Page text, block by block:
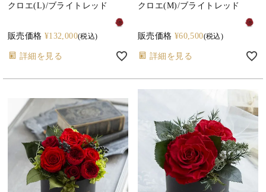
クロエ(L)/ブライトレッド
販売価格 ¥132,000 税込
詳細を見る
クロエ(M)/ブライトレッド
販売価格 ¥60,500 税込
詳細を見る